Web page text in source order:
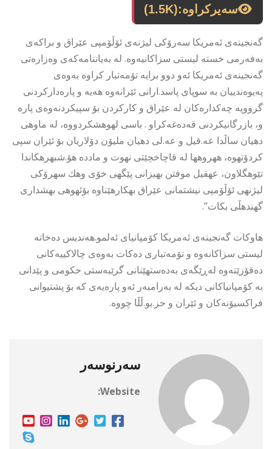
سەیرکراوە:(1.5K)
گەنجینەی ئەمریکا سەرۆکی لیژنەی ئۆڵۆمپی عێراق و براکەی
بەفەرمی خستە لیستی سزاکانیەوە. لە بەیاننامەکەی وەزارەتی
گەنجینەی ئەمریکا ئەو دوو برایە تۆمەتبار کراوە بەوەی
پەیوەندییان بە سوپای پاسد.ارانی ئێرانەوە هەیە و پارەدارکردنی
گرووپە چەکدارەکان لە عێراق و کارکردن بۆ سپیکردنەوەی پارە
و، بازرگانیکردنی قەدەغەکراو . باسی لهوهشكردووه، له ماوهی
دهیان ساڵدا عه.قیل و عه.لی دهیان ملیۆن دۆلاریان بۆ ئێران سپی
كردۆتهوه، ههروهها له قاچاخچێتی نهوت و مادده هۆ.شبهرهكاندا
تێوهگلاون، عهقیل موفتن بهیزانی پێگهی خۆی وهك سهرۆكی
لیژنهی ئۆڵۆمپی نیشتمانی عێراق بهكارهێناوه بۆئهوهی بهشداری
گهندهڵی بكات”.
هاوکات گەنجینەی ئەمریکا کۆمپانیای ئەلمو.هەندیس دەخاتە
لیستی سزاکانەوە و تۆمەتباری دەکات بەوەی چالاکییەکانی
دەقۆزێتەوە لەڕێگەی بەدەستهێنانی گرێبەستی حکومی و پێدانی
بە کۆمپانیاکانی دیکە لە بەرامبەر ئەو پارەیەی کە بۆ پشتیوانی
فراکسیۆنەکان و ئێران و حز.بو.ڵڵا چووە.
سەرنوسەر
Website: